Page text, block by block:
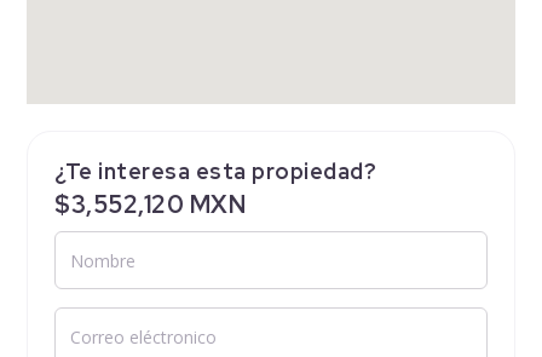
¿Te interesa esta propiedad?
$3,552,120 MXN